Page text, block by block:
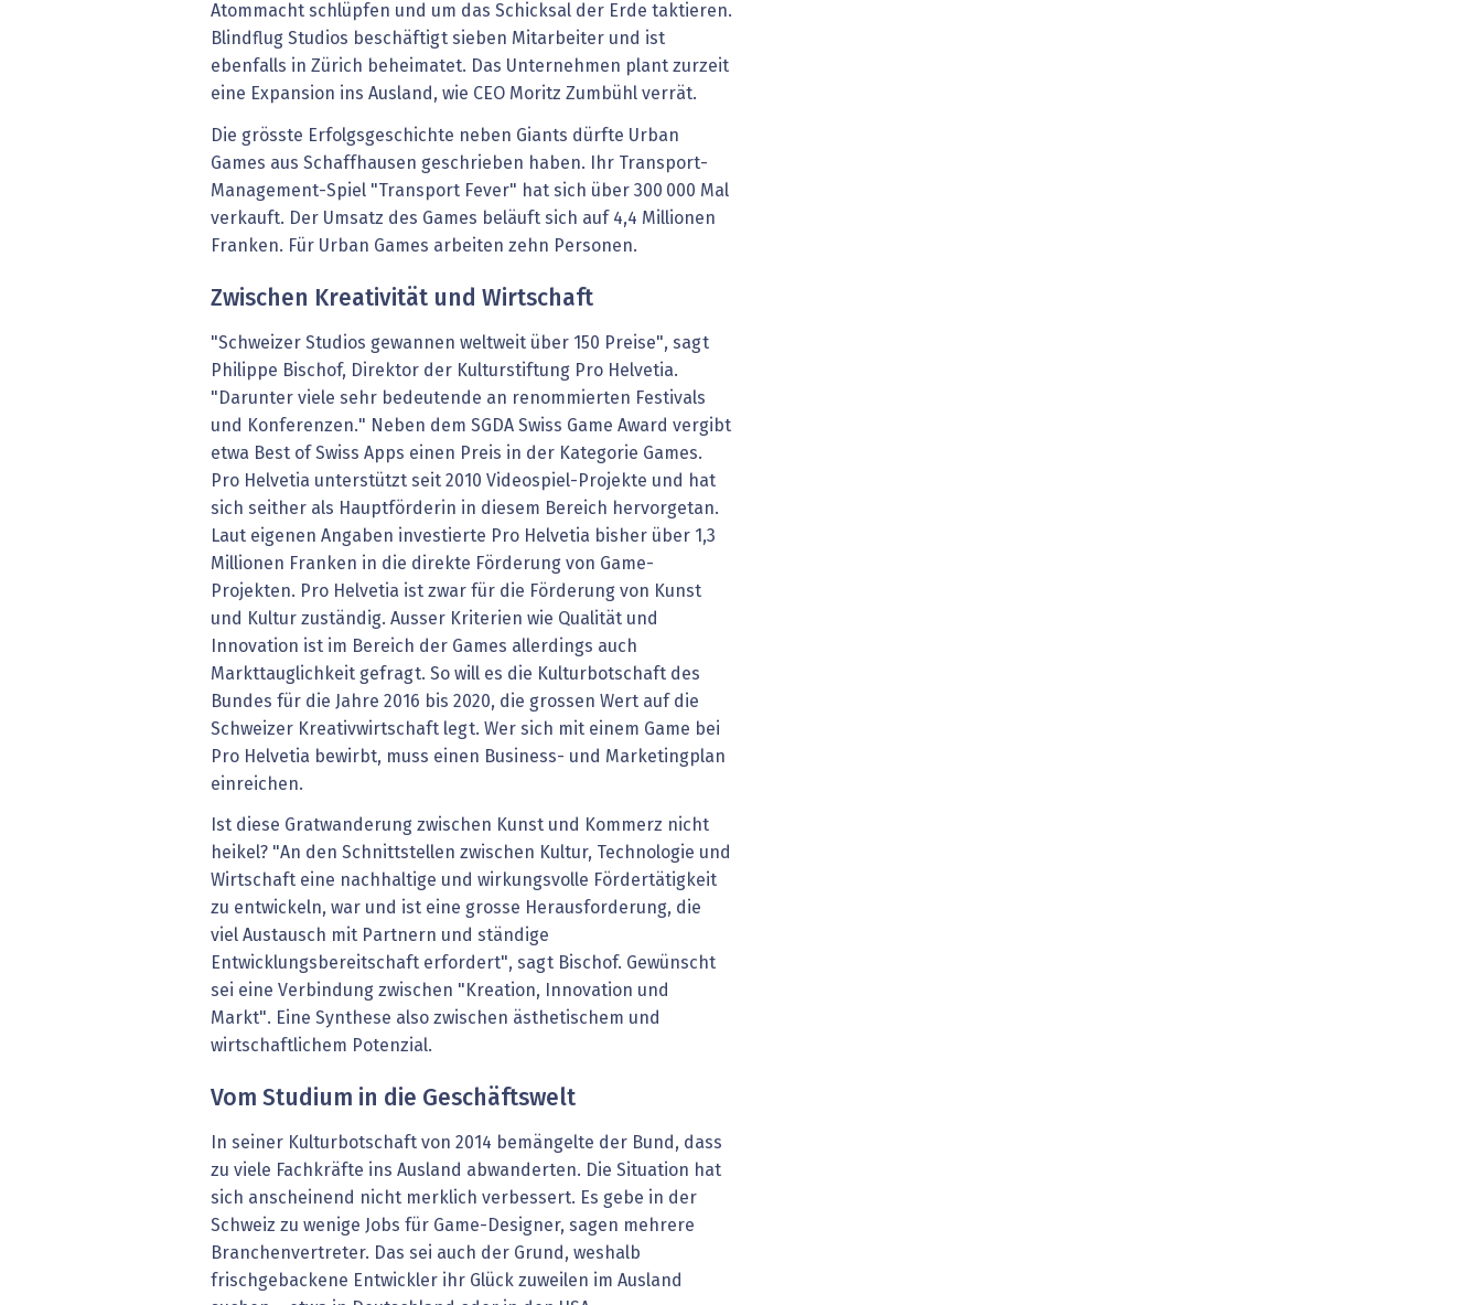
Atommacht schlüpfen und um das Schicksal der Erde taktieren.
Blindflug Studios beschäftigt sieben Mitarbeiter und ist
ebenfalls in Zürich beheimatet. Das Unternehmen plant zurzeit
eine Expansion ins Ausland, wie CEO Moritz Zumbühl verrät.
Die grösste Erfolgsgeschichte neben Giants dürfte Urban
Games aus Schaffhausen geschrieben haben. Ihr Transport-
Management-Spiel "Transport Fever" hat sich über 300 000 Mal
verkauft. Der Umsatz des Games beläuft sich auf 4,4 Millionen
Franken. Für Urban Games arbeiten zehn Personen.
Zwischen Kreativität und Wirtschaft
"Schweizer Studios gewannen weltweit über 150 Preise", sagt
Philippe Bischof, Direktor der Kulturstiftung Pro Helvetia.
"Darunter viele sehr bedeutende an renommierten Festivals
und Konferenzen." Neben dem SGDA Swiss Game Award vergibt
etwa Best of Swiss Apps einen Preis in der Kategorie Games.
Pro Helvetia unterstützt seit 2010 Videospiel-Projekte und hat
sich seither als Hauptförderin in diesem Bereich hervorgetan.
Laut eigenen Angaben investierte Pro Helvetia bisher über 1,3
Millionen Franken in die direkte Förderung von Game-
Projekten. Pro Helvetia ist zwar für die Förderung von Kunst
und Kultur zuständig. Ausser Kriterien wie Qualität und
Innovation ist im Bereich der Games allerdings auch
Markttauglichkeit gefragt. So will es die Kulturbotschaft des
Bundes für die Jahre 2016 bis 2020, die grossen Wert auf die
Schweizer Kreativwirtschaft legt. Wer sich mit einem Game bei
Pro Helvetia bewirbt, muss einen Business- und Marketingplan
einreichen.
Ist diese Gratwanderung zwischen Kunst und Kommerz nicht
heikel? "An den Schnittstellen zwischen Kultur, Technologie und
Wirtschaft eine nachhaltige und wirkungsvolle Fördertätigkeit
zu entwickeln, war und ist eine grosse Herausforderung, die
viel Austausch mit Partnern und ständige
Entwicklungsbereitschaft erfordert", sagt Bischof. Gewünscht
sei eine Verbindung zwischen "Kreation, Innovation und
Markt". Eine Synthese also zwischen ästhetischem und
wirtschaftlichem Potenzial.
Vom Studium in die Geschäftswelt
In seiner Kulturbotschaft von 2014 bemängelte der Bund, dass
zu viele Fachkräfte ins Ausland abwanderten. Die Situation hat
sich anscheinend nicht merklich verbessert. Es gebe in der
Schweiz zu wenige Jobs für Game-Designer, sagen mehrere
Branchenvertreter. Das sei auch der Grund, weshalb
frischgebackene Entwickler ihr Glück zuweilen im Ausland